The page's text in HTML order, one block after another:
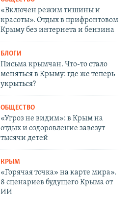
«Включен режим тишины и
красоты». Отдых в прифронтовом
Крыму без интернета и бензина
БЛОГИ
Письма крымчан. Что-то стало
меняться в Крыму: где же теперь
укрыться?
ОБЩЕСТВО
«Угроз не видим»: в Крым на
отдых и оздоровление завезут
тысячи детей
КРЫМ
«Горячая точка» на карте мира».
8 сценариев будущего Крыма от
ИИ